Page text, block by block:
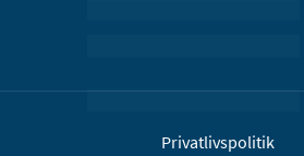
Privatlivspolitik